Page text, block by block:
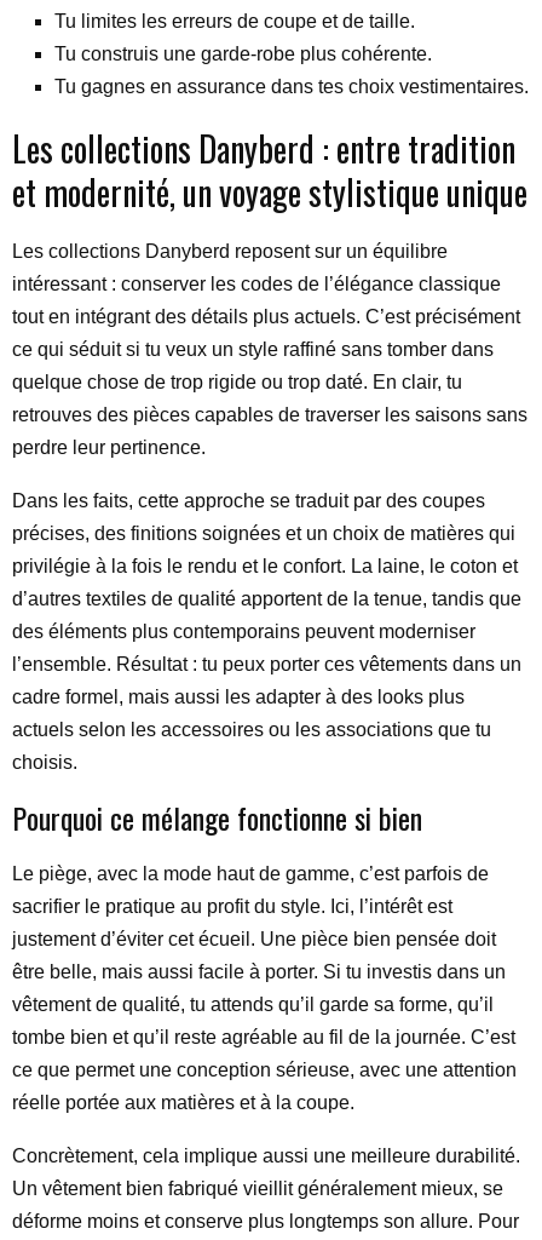
Tu limites les erreurs de coupe et de taille.
Tu construis une garde-robe plus cohérente.
Tu gagnes en assurance dans tes choix vestimentaires.
Les collections Danyberd : entre tradition
et modernité, un voyage stylistique unique
Les collections Danyberd reposent sur un équilibre
intéressant : conserver les codes de l’élégance classique
tout en intégrant des détails plus actuels. C’est précisément
ce qui séduit si tu veux un style raffiné sans tomber dans
quelque chose de trop rigide ou trop daté. En clair, tu
retrouves des pièces capables de traverser les saisons sans
perdre leur pertinence.
Dans les faits, cette approche se traduit par des coupes
précises, des finitions soignées et un choix de matières qui
privilégie à la fois le rendu et le confort. La laine, le coton et
d’autres textiles de qualité apportent de la tenue, tandis que
des éléments plus contemporains peuvent moderniser
l’ensemble. Résultat : tu peux porter ces vêtements dans un
cadre formel, mais aussi les adapter à des looks plus
actuels selon les accessoires ou les associations que tu
choisis.
Pourquoi ce mélange fonctionne si bien
Le piège, avec la mode haut de gamme, c’est parfois de
sacrifier le pratique au profit du style. Ici, l’intérêt est
justement d’éviter cet écueil. Une pièce bien pensée doit
être belle, mais aussi facile à porter. Si tu investis dans un
vêtement de qualité, tu attends qu’il garde sa forme, qu’il
tombe bien et qu’il reste agréable au fil de la journée. C’est
ce que permet une conception sérieuse, avec une attention
réelle portée aux matières et à la coupe.
Concrètement, cela implique aussi une meilleure durabilité.
Un vêtement bien fabriqué vieillit généralement mieux, se
déforme moins et conserve plus longtemps son allure. Pour